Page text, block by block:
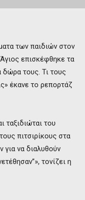
των παιδιών στον
επισκέφθηκε τα
δώρα τους. Τι τους
έκανε το ρεπορτάζ
ταξιδιώται του
πιτσιρίκους στα
για να διαλυθούν
τονίζει η